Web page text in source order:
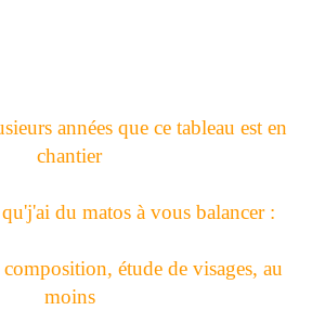
années que ce tableau est en
chantier
du matos à vous balancer :
étude de visages, au
moins